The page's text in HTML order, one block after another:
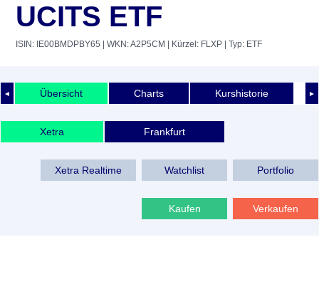
UCITS ETF
ISIN: IE00BMDPBY65 | WKN: A2P5CM | Kürzel: FLXP | Typ: ETF
◄ ►
Übersicht Charts Kurshistorie
Xetra Frankfurt
Xetra Realtime Watchlist Portfolio
Kaufen Verkaufen